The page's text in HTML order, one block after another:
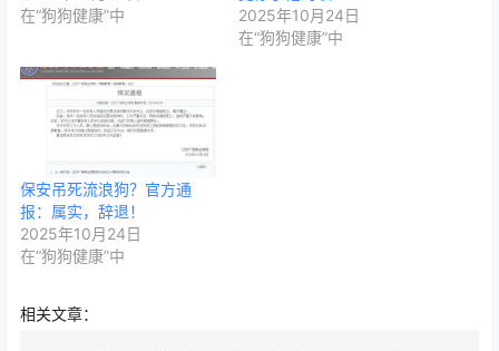
在“狗狗健康”中
2025年10月24日
在“狗狗健康”中
保安吊死流浪狗？官方通
报：属实，辞退！
2025年10月24日
在“狗狗健康”中
相关文章：